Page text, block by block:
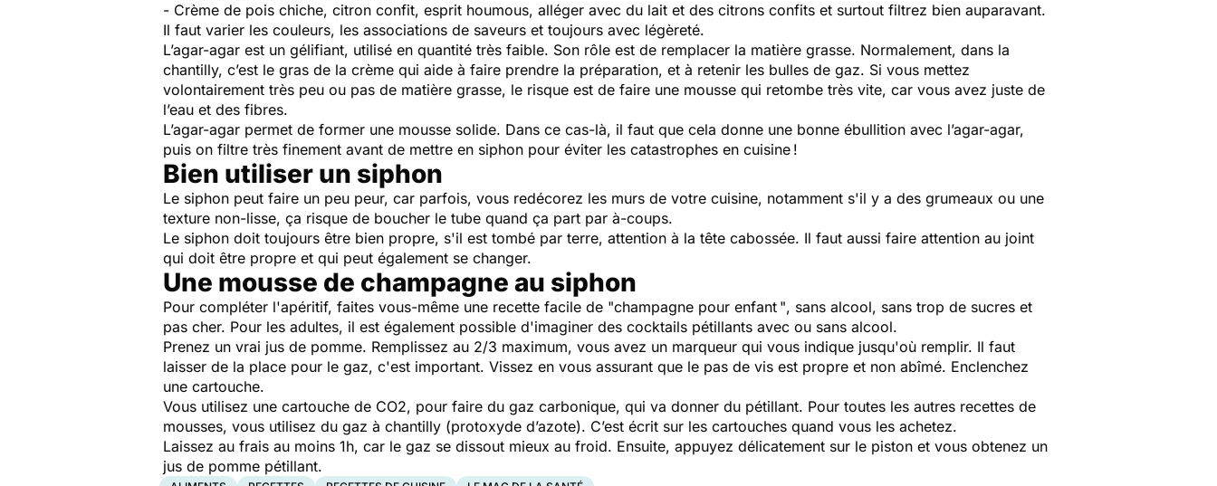
- Crème de pois chiche, citron confit, esprit houmous, alléger avec du lait et des citrons confits et surtout filtrez bien auparavant.
Il faut varier les couleurs, les associations de saveurs et toujours avec légèreté.
L’agar-agar est un gélifiant, utilisé en quantité très faible. Son rôle est de remplacer la matière grasse. Normalement, dans la
chantilly, c’est le gras de la crème qui aide à faire prendre la préparation, et à retenir les bulles de gaz. Si vous mettez
volontairement très peu ou pas de matière grasse, le risque est de faire une mousse qui retombe très vite, car vous avez juste de
l’eau et des fibres.
L’agar-agar permet de former une mousse solide. Dans ce cas-là, il faut que cela donne une bonne ébullition avec l’agar-agar,
puis on filtre très finement avant de mettre en siphon pour éviter les catastrophes en cuisine !
Bien utiliser un siphon
Le siphon peut faire un peu peur, car parfois, vous redécorez les murs de votre cuisine, notamment s'il y a des grumeaux ou une
texture non-lisse, ça risque de boucher le tube quand ça part par à-coups.
Le siphon doit toujours être bien propre, s'il est tombé par terre, attention à la tête cabossée. Il faut aussi faire attention au joint
qui doit être propre et qui peut également se changer.
Une mousse de champagne au siphon
Pour compléter l'apéritif, faites vous-même une recette facile de "champagne pour enfant ", sans alcool, sans trop de sucres et
pas cher. Pour les adultes, il est également possible d'imaginer des cocktails pétillants avec ou sans alcool.
Prenez un vrai jus de pomme. Remplissez au 2/3 maximum, vous avez un marqueur qui vous indique jusqu'où remplir. Il faut
laisser de la place pour le gaz, c'est important. Vissez en vous assurant que le pas de vis est propre et non abîmé. Enclenchez
une cartouche.
Vous utilisez une cartouche de CO2, pour faire du gaz carbonique, qui va donner du pétillant. Pour toutes les autres recettes de
mousses, vous utilisez du gaz à chantilly (protoxyde d’azote). C’est écrit sur les cartouches quand vous les achetez.
Laissez au frais au moins 1h, car le gaz se dissout mieux au froid. Ensuite, appuyez délicatement sur le piston et vous obtenez un
jus de pomme pétillant.